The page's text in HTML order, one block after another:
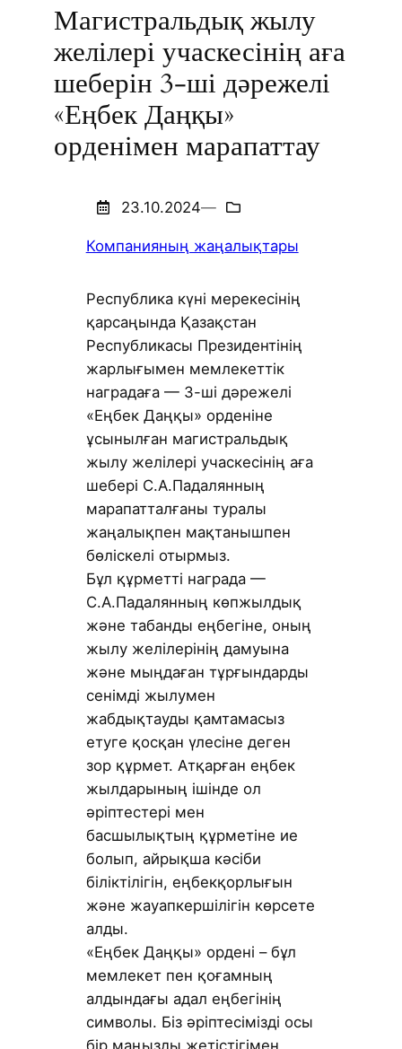
Магистральдық жылу
желілері учаскесінің аға
шеберін 3-ші дәрежелі
«Еңбек Даңқы»
орденімен марапаттау
23.10.2024—
Компанияның жаңалықтары
Республика күні мерекесінің
қарсаңында Қазақстан
Республикасы Президентінің
жарлығымен мемлекеттік
наградаға — 3-ші дәрежелі
«Еңбек Даңқы» орденіне
ұсынылған магистральдық
жылу желілері учаскесінің аға
шебері С.А.Падалянның
марапатталғаны туралы
жаңалықпен мақтанышпен
бөліскелі отырмыз.
Бұл құрметті награда —
С.А.Падалянның көпжылдық
және табанды еңбегіне, оның
жылу желілерінің дамуына
және мыңдаған тұрғындарды
сенімді жылумен
жабдықтауды қамтамасыз
етуге қосқан үлесіне деген
зор құрмет. Атқарған еңбек
жылдарының ішінде ол
әріптестері мен
басшылықтың құрметіне ие
болып, айрықша кәсіби
біліктілігін, еңбекқорлығын
және жауапкершілігін көрсете
алды.
«Еңбек Даңқы» ордені – бұл
мемлекет пен қоғамның
алдындағы адал еңбегінің
символы. Біз әріптесімізді осы
бір маңызды жетістігімен